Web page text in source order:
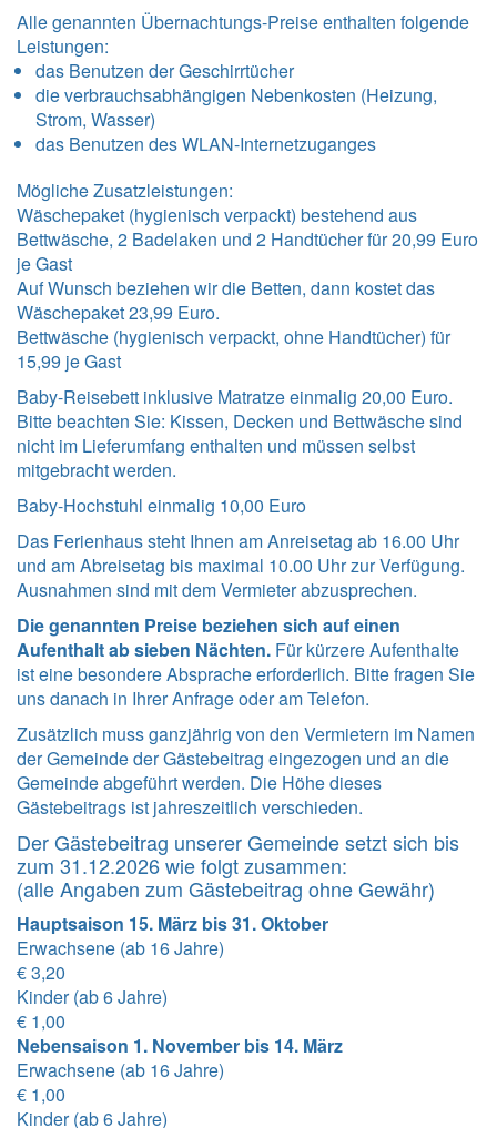
Alle genannten Übernachtungs-Preise enthalten folgende
Leistungen:
das Benutzen der Geschirrtücher
die verbrauchsabhängigen Nebenkosten (Heizung,
Strom, Wasser)
das Benutzen des WLAN-Internetzuganges
Mögliche Zusatzleistungen:
Wäschepaket (hygienisch verpackt) bestehend aus
Bettwäsche, 2 Badelaken und 2 Handtücher für 20,99 Euro
je Gast
Auf Wunsch beziehen wir die Betten, dann kostet das
Wäschepaket 23,99 Euro.
Bettwäsche (hygienisch verpackt, ohne Handtücher) für
15,99 je Gast
Baby-Reisebett inklusive Matratze einmalig 20,00 Euro.
Bitte beachten Sie: Kissen, Decken und Bettwäsche sind
nicht im Lieferumfang enthalten und müssen selbst
mitgebracht werden.
Baby-Hochstuhl einmalig 10,00 Euro
Das Ferienhaus steht Ihnen am Anreisetag ab 16.00 Uhr
und am Abreisetag bis maximal 10.00 Uhr zur Verfügung.
Ausnahmen sind mit dem Vermieter abzusprechen.
Die genannten Preise beziehen sich auf einen
Aufenthalt ab sieben Nächten. Für kürzere Aufenthalte
ist eine besondere Absprache erforderlich. Bitte fragen Sie
uns danach in Ihrer Anfrage oder am Telefon.
Zusätzlich muss ganzjährig von den Vermietern im Namen
der Gemeinde der Gästebeitrag eingezogen und an die
Gemeinde abgeführt werden. Die Höhe dieses
Gästebeitrags ist jahreszeitlich verschieden.
Der Gästebeitrag unserer Gemeinde setzt sich bis
zum 31.12.2026 wie folgt zusammen:
(alle Angaben zum Gästebeitrag ohne Gewähr)
Hauptsaison 15. März bis 31. Oktober
Erwachsene (ab 16 Jahre)
€ 3,20
Kinder (ab 6 Jahre)
€ 1,00
Nebensaison 1. November bis 14. März
Erwachsene (ab 16 Jahre)
€ 1,00
Kinder (ab 6 Jahre)